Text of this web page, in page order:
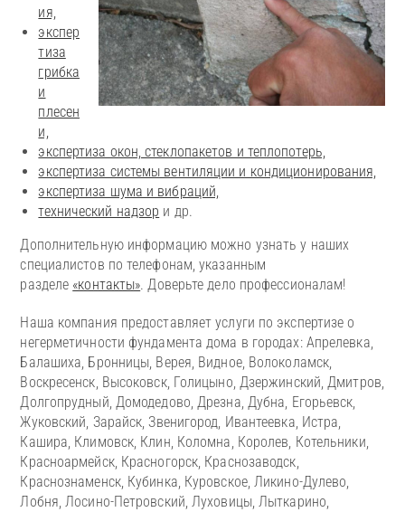
ия,
экспер
тиза
грибка
и
плесен
и,
экспертиза окон, стеклопакетов и теплопотерь,
экспертиза системы вентиляции и кондиционирования,
экспертиза шума и вибраций,
технический надзор и др.
Дополнительную информацию можно узнать у наших
специалистов по телефонам, указанным
разделе «контакты». Доверьте дело профессионалам!
Наша компания предоставляет услуги по экспертизе о
негерметичности фундамента дома в городах: Апрелевка,
Балашиха, Бронницы, Верея, Видное, Волоколамск,
Воскресенск, Высоковск, Голицыно, Дзержинский, Дмитров,
Долгопрудный, Домодедово, Дрезна, Дубна, Егорьевск,
Жуковский, Зарайск, Звенигород, Ивантеевка, Истра,
Кашира, Климовск, Клин, Коломна, Королев, Котельники,
Красноармейск, Красногорск, Краснозаводск,
Краснознаменск, Кубинка, Куровское, Ликино-Дулево,
Лобня, Лосино-Петровский, Луховицы, Лыткарино,